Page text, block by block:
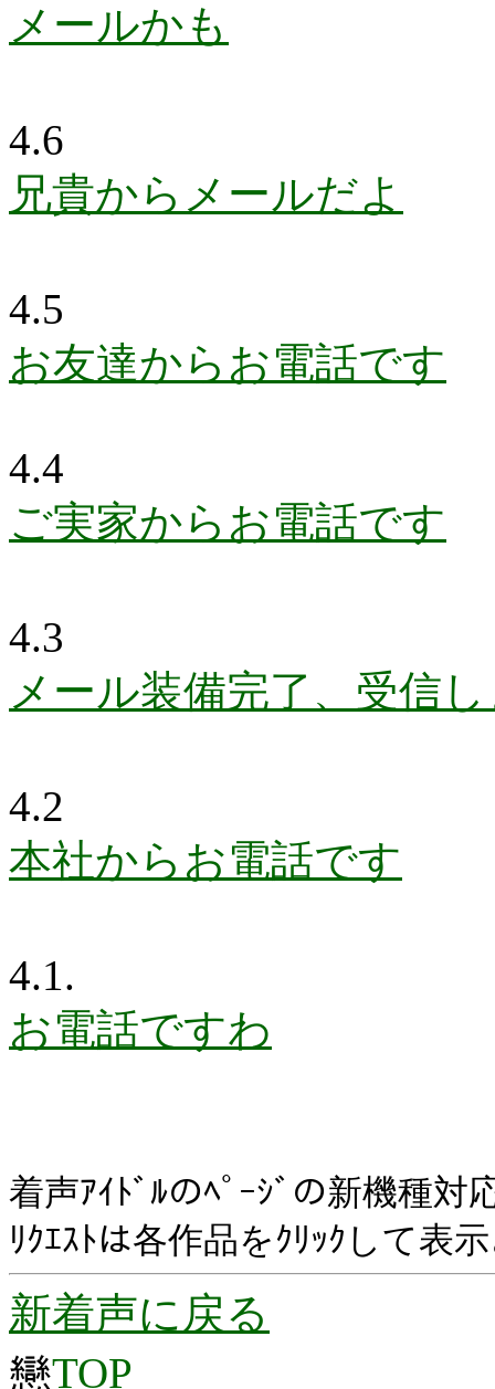
メールかも
4.6
兄貴からメールだよ
4.5
お友達からお電話です
4.4
ご実家からお電話です
4.3
メール装備完了、受信
4.2
本社からお電話です
4.1.
お電話ですわ
着声ｱｲﾄﾞﾙのﾍﾟｰｼﾞの新機種対
ﾘｸｴｽﾄは各作品をｸﾘｯｸして表
新着声に戻る
戀TOP